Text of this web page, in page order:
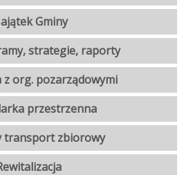
Gminy
strategie, raporty
z org. pozarządowymi
przestrzenna
transport zbiorowy